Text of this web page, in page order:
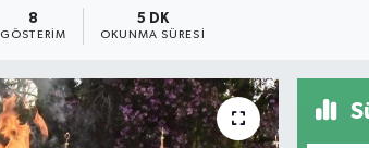
8
GÖSTERIM
5 DK
OKUNMA SÜRESI